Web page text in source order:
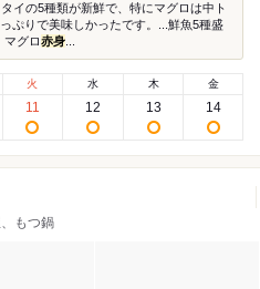
イの5種類が新鮮で、特にマグロは中ト
ぷりで美味しかったです。...鮮魚5種盛
マグロ赤身
火
11
水
12
木
13
金
14
もつ鍋